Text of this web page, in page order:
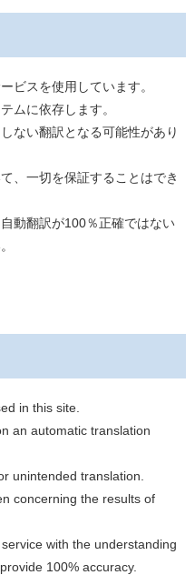
ビスを使用しています。
ムに依存します。
ない翻訳となる可能性があり
、一切を保証することはでき
動翻訳が100％正確ではない
in this site.
an automatic translation
unintended translation.
concerning the results of
with the understanding
100% accuracy.